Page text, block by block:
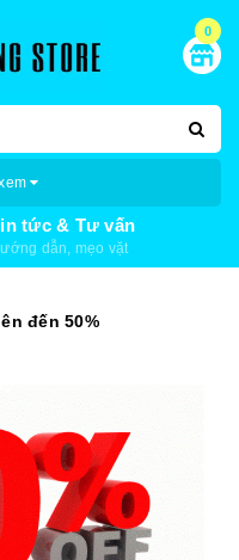
0
tức & Tư vấn
dẫn, mẹo vặt
đến 50%